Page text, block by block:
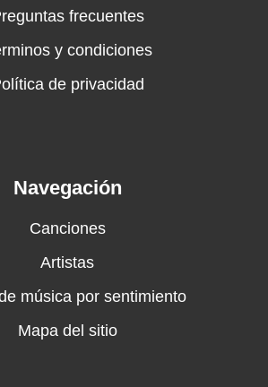
frecuentes
y condiciones
de privacidad
Navegación
Canciones
Artistas
música por sentimiento
Mapa del sitio